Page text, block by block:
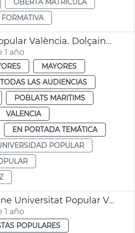
Universidad Popular València. Dolçaina i tabalet
1 año
MAYORES
TODAS LAS AUDIENCIAS
POBLATS MARITIMS
VALENCIA
EN PORTADA TEMÁTICA
POPULAR
Semana del Cine Universitat Popular València
1 año
POPULARES